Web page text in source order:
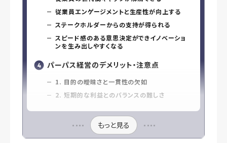
従業員エンゲージメントと生産性が向上する
ステークホルダーからの支持が得られる
スピード感のある意思決定ができイノベーショ
ンを生み出しやすくなる
パーパス経営のデメリット・注意点
1. 目的の曖昧さと一貫性の欠如
2. 短期的な利益とのバランスの難しさ
もっと見る